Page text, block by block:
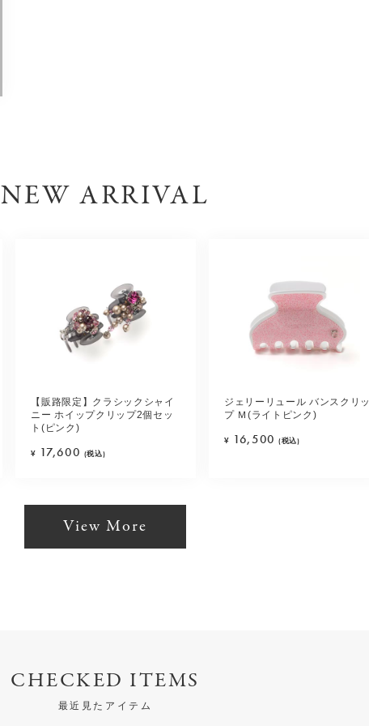
NEW ARRIVAL
【販路限定】クラシックシャイ
ニー ホイップクリップ2個セッ
ト(ピンク)
¥ 17,600 (税込)
ジェリーリュール バンスクリッ
プ Ｍ(ライトピンク)
¥ 16,500 (税込)
View More
CHECKED ITEMS
最近見たアイテム